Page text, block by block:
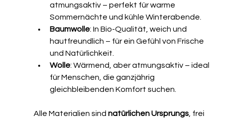
atmungsaktiv – perfekt für warme
Sommernächte und kühle Winterabende.
Baumwolle: In Bio-Qualität, weich und
hautfreundlich – für ein Gefühl von Frische
und Natürlichkeit.
Wolle: Wärmend, aber atmungsaktiv – ideal
für Menschen, die ganzjährig
gleichbleibenden Komfort suchen.
Alle Materialien sind natürlichen Ursprungs, frei